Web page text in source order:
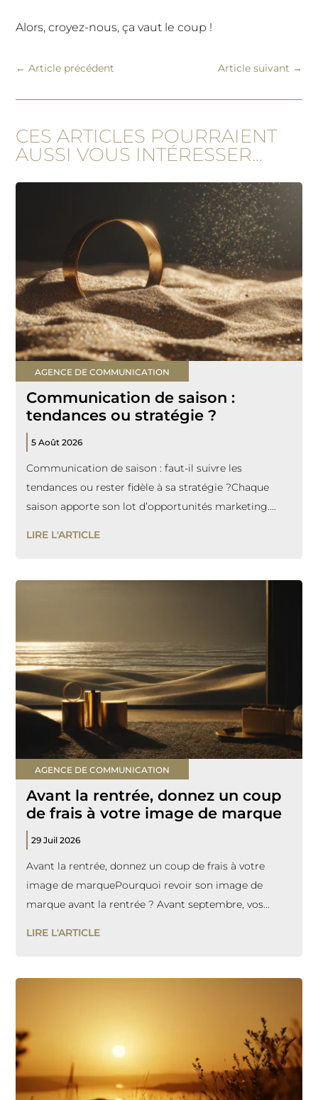
Alors, croyez-nous, ça vaut le coup !
←Article précédent Article suivant →
CES ARTICLES POURRAIENT
AUSSI VOUS INTÉRESSER...
AGENCE DE COMMUNICATION
Communication de saison :
tendances ou stratégie ?
5 Août 2026
Communication de saison : faut-il suivre les
tendances ou rester fidèle à sa stratégie ?Chaque
saison apporte son lot d’opportunités marketing....
LIRE L'ARTICLE
AGENCE DE COMMUNICATION
Avant la rentrée, donnez un coup
de frais à votre image de marque
29 Juil 2026
Avant la rentrée, donnez un coup de frais à votre
image de marquePourquoi revoir son image de
marque avant la rentrée ? Avant septembre, vos...
LIRE L'ARTICLE